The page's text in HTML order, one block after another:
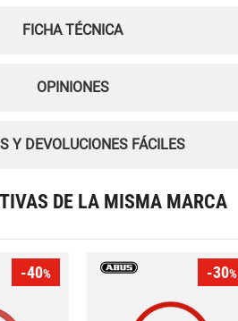
FICHA TÉCNICA
OPINIONES
Y DEVOLUCIONES FÁCILES
DE LA MISMA MARCA
-40% -30%